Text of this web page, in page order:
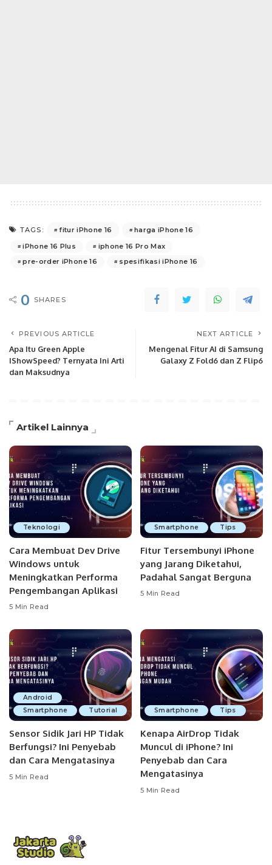
TAGS: fitur iPhone 16
harga iPhone 16
iPhone 16 Plus
iphone 16 Pro Max
pre-order iPhone 16
spesifikasi iPhone 16
0 SHARES
PREVIOUS ARTICLE
Apa Itu Green Apple
IShowSpeed? Ternyata Ini Arti
dan Maksudnya
NEXT ARTICLE
Mengenal Fitur AI di Samsung
Galaxy Z Fold6 dan Z Flip6
Artikel Lainnya
Teknologi
Cara Membuat Dev Drive
Windows untuk
Meningkatkan Performa
Pengembangan Aplikasi
5 Min Read
Smartphone Tips
Fitur Tersembunyi iPhone
yang Jarang Diketahui,
Padahal Sangat Berguna
5 Min Read
Android
Smartphone
Tutorial
Sensor Sidik Jari HP Tidak
Berfungsi? Ini Penyebab
dan Cara Mengatasinya
5 Min Read
Smartphone Tips
Kenapa AirDrop Tidak
Muncul di iPhone? Ini
Penyebab dan Cara
Mengatasinya
5 Min Read